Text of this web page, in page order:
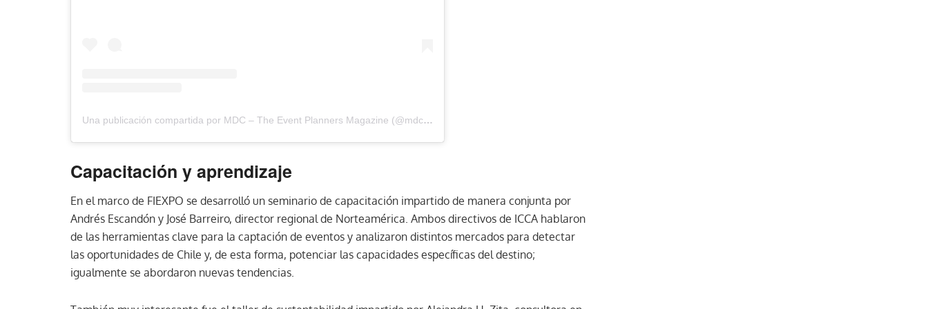
Una publicación compartida por MDC – The Event Planners Magazine (@mdc_magazine)
Capacitación y aprendizaje
En el marco de FIEXPO se desarrolló un seminario de capacitación impartido de manera conjunta por
Andrés Escandón y José Barreiro, director regional de Norteamérica. Ambos directivos de ICCA hablaron
de las herramientas clave para la captación de eventos y analizaron distintos mercados para detectar
las oportunidades de Chile y, de esta forma, potenciar las capacidades específicas del destino;
igualmente se abordaron nuevas tendencias.